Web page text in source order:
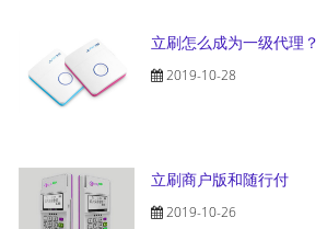
立刷怎么成为一级代理？
2019-10-28
立刷商户版和随行付
2019-10-26